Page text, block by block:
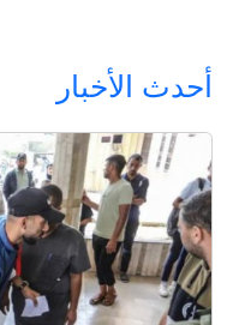
أحدث الأخبار